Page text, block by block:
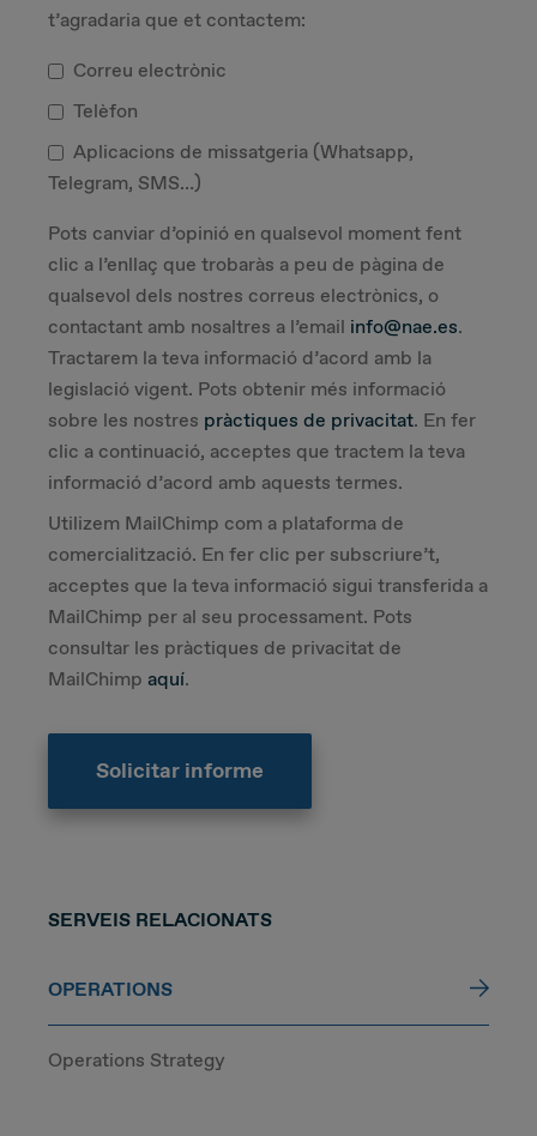
t’agradaria que et contactem:
Correu electrònic
Telèfon
Aplicacions de missatgeria (Whatsapp,
Telegram, SMS…)
Pots canviar d’opinió en qualsevol moment fent
clic a l’enllaç que trobaràs a peu de pàgina de
qualsevol dels nostres correus electrònics, o
contactant amb nosaltres a l’email info@nae.es.
Tractarem la teva informació d’acord amb la
legislació vigent. Pots obtenir més informació
sobre les nostres pràctiques de privacitat. En fer
clic a continuació, acceptes que tractem la teva
informació d’acord amb aquests termes.
Utilizem MailChimp com a plataforma de
comercialització. En fer clic per subscriure’t,
acceptes que la teva informació sigui transferida a
MailChimp per al seu processament. Pots
consultar les pràctiques de privacitat de
MailChimp aquí.
SERVEIS RELACIONATS
OPERATIONS
Operations Strategy